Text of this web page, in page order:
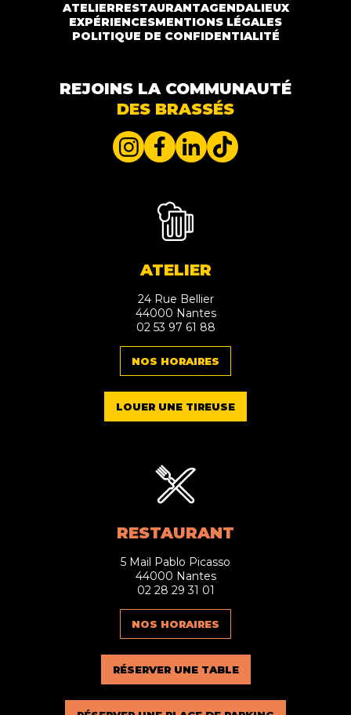
ATELIERRESTAURANTAGENDALIEUX
EXPÉRIENCESMENTIONS LÉGALES
POLITIQUE DE CONFIDENTIALITÉ
REJOINS LA COMMUNAUTÉ
DES BRASSÉS
ATELIER
24 Rue Bellier
44000 Nantes
02 53 97 61 88
NOS HORAIRES
LOUER UNE TIREUSE
RESTAURANT
5 Mail Pablo Picasso
44000 Nantes
02 28 29 31 01
NOS HORAIRES
RÉSERVER UNE TABLE